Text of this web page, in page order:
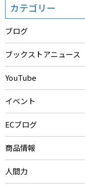
カテゴリー
ブログ
ブックストアニュース
YouTube
イベント
ECブログ
商品情報
人間力